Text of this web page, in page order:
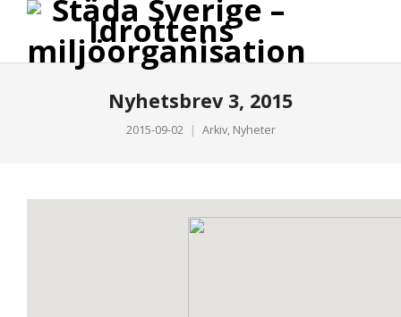
Nyhetsbrev 3, 2015
2015-09-02 Arkiv, Nyheter